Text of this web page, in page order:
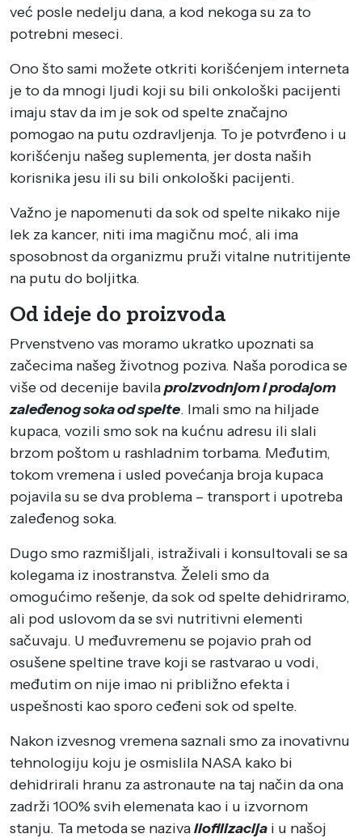
već posle nedelju dana, a kod nekoga su za to
potrebni meseci.
Ono što sami možete otkriti korišćenjem interneta
je to da mnogi ljudi koji su bili onkološki pacijenti
imaju stav da im je sok od spelte značajno
pomogao na putu ozdravljenja. To je potvrđeno i u
korišćenju našeg suplementa, jer dosta naših
korisnika jesu ili su bili onkološki pacijenti.
Važno je napomenuti da sok od spelte nikako nije
lek za kancer, niti ima magičnu moć, ali ima
sposobnost da organizmu pruži vitalne nutritijente
na putu do boljitka.
Od ideje do proizvoda
Prvenstveno vas moramo ukratko upoznati sa
začecima našeg životnog poziva. Naša porodica se
više od decenije bavilaproizvodnjom i prodajom
zaleđenog soka od spelte. Imali smo na hiljade
kupaca, vozili smo sok na kućnu adresu ili slali
brzom poštom u rashladnim torbama. Međutim,
tokom vremena i usled povećanja broja kupaca
pojavila su se dva problema – transport i upotreba
zaleđenog soka.
Dugo smo razmišljali, istraživali i konsultovali se sa
kolegama iz inostranstva. Želeli smo da
omogućimo rešenje, da sok od spelte dehidriramo,
ali pod uslovom da se svi nutritivni elementi
sačuvaju. U međuvremenu se pojavio prah od
osušene speltine trave koji se rastvarao u vodi,
međutim on nije imao ni približno efekta i
uspešnosti kao sporo ceđeni sok od spelte.
Nakon izvesnog vremena saznali smo za inovativnu
tehnologiju koju je osmislila NASA kako bi
dehidrirali hranu za astronaute na taj način da ona
zadrži 100% svih elemenata kao i u izvornom
stanju. Ta metoda se nazivaliofilizacija i u našoj